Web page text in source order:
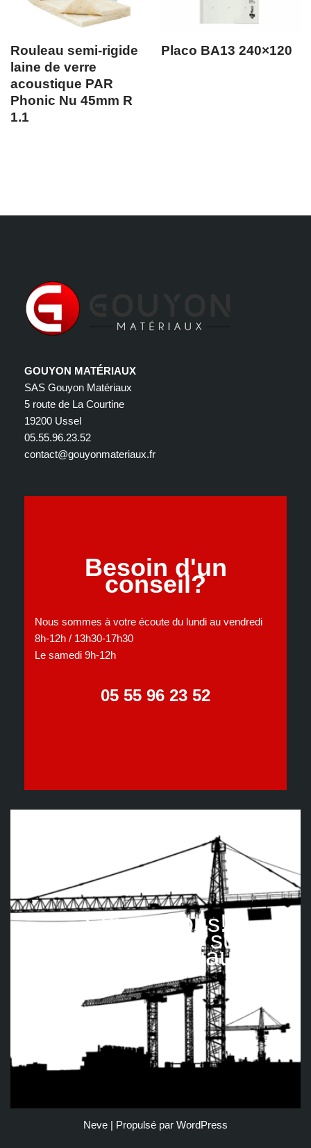
Rouleau semi-rigide
laine de verre
acoustique PAR
Phonic Nu 45mm R
1.1
Placo BA13 240×120
GOUYON MATÉRIAUX
SAS Gouyon Matériaux
5 route de La Courtine
19200 Ussel
05.55.96.23.52
contact@gouyonmateriaux.fr
Besoin d'un
conseil?
Nous sommes à votre écoute du lundi au vendredi
8h-12h / 13h30-17h30
Le samedi 9h-12h
05 55 96 23 52
Suivez nous!
Retrouvez-nous sur les
réseaux sociaux
Neve | Propulsé par WordPress